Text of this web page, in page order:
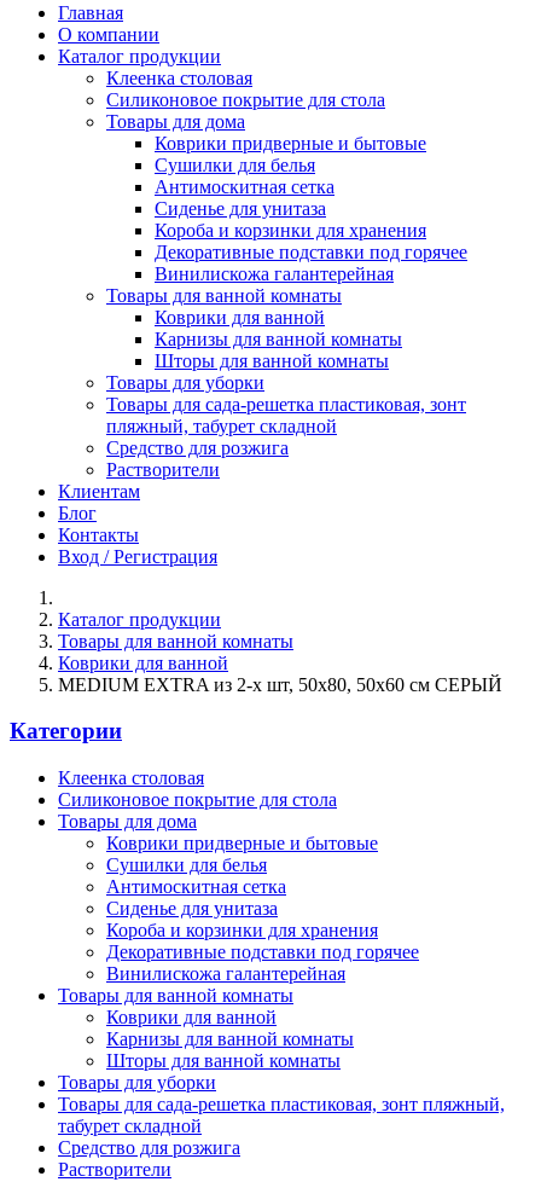
Главная
О компании
Каталог продукции
Клеенка столовая
Силиконовое покрытие для стола
Товары для дома
Коврики придверные и бытовые
Сушилки для белья
Антимоскитная сетка
Сиденье для унитаза
Короба и корзинки для хранения
Декоративные подставки под горячее
Винилискожа галантерейная
Товары для ванной комнаты
Коврики для ванной
Карнизы для ванной комнаты
Шторы для ванной комнаты
Товары для уборки
Товары для сада-решетка пластиковая, зонт
пляжный, табурет складной
Средство для розжига
Растворители
Клиентам
Блог
Контакты
Вход / Регистрация
Каталог продукции
Товары для ванной комнаты
Коврики для ванной
MEDIUM EXTRA из 2-х шт, 50х80, 50х60 см СЕРЫЙ
Категории
Клеенка столовая
Силиконовое покрытие для стола
Товары для дома
Коврики придверные и бытовые
Сушилки для белья
Антимоскитная сетка
Сиденье для унитаза
Короба и корзинки для хранения
Декоративные подставки под горячее
Винилискожа галантерейная
Товары для ванной комнаты
Коврики для ванной
Карнизы для ванной комнаты
Шторы для ванной комнаты
Товары для уборки
Товары для сада-решетка пластиковая, зонт пляжный,
табурет складной
Средство для розжига
Растворители